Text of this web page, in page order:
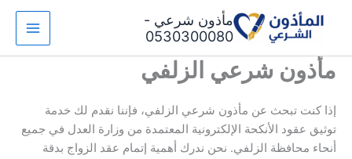
مأذون شرعي -
0530300080
مأذون شرعي الزلفي
إذا كنت تبحث عن مأذون شرعي الزلفي، فإننا نقدم لك خدمة
توثيق عقود الأنكحة الإلكترونية المعتمدة من وزارة العدل في جميع
أنحاء محافظة الزلفي. نحن ندرك أهمية إتمام عقد الزواج بدقة